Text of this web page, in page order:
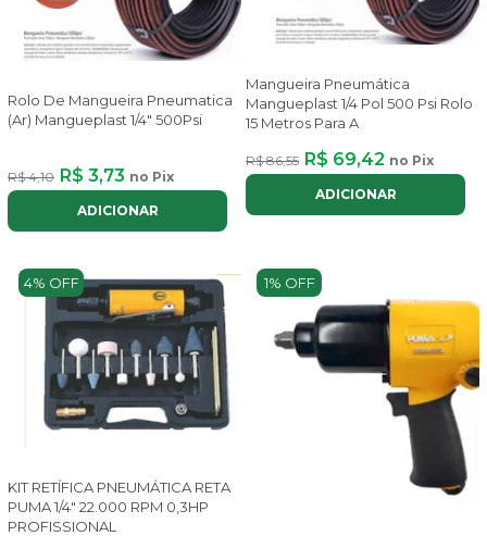
Rolo De Mangueira Pneumatica
(Ar) Mangueplast 1/4" 500Psi
R$ 4,10 R$ 3,73 no Pix
ADICIONAR
Mangueira Pneumática
Mangueplast 1/4 Pol 500 Psi Rolo
15 Metros Para A
R$ 86,55 R$ 69,42 no Pix
ADICIONAR
4% OFF
KIT RETÍFICA PNEUMÁTICA RETA
PUMA 1/4" 22.000 RPM 0,3HP
PROFISSIONAL
1% OFF